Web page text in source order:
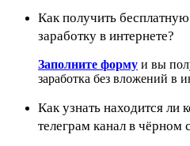
Как получить
заработку в интернете?
Заполните форму и вы
заработка без вложений в
Как узнать находится ли
телеграм канал в чёрном